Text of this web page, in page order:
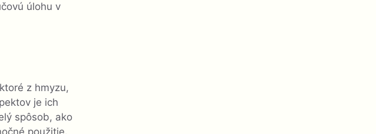
úlohu v
z hmyzu,
je ich
spôsob, ako
použitie.